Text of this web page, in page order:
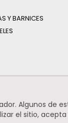
Y BARNICES
Algunos de
el sitio,